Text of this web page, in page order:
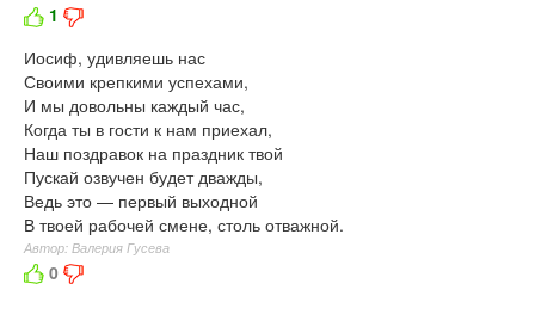
1
Иосиф, удивляешь нас
Своими крепкими успехами,
И мы довольны каждый час,
Когда ты в гости к нам приехал,
Наш поздравок на праздник твой
Пускай озвучен будет дважды,
Ведь это — первый выходной
В твоей рабочей смене, столь отважной.
Автор: Валерия Гусева
0